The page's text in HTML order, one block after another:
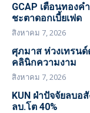
GCAP เตือนทอง
ชะตาดอกเบี้ยเฟด
สิงหาคม 7, 2026
ศุภมาส ห่วงเทรนด์
คลินิกความงาม
สิงหาคม 7, 2026
KUN ฝ่าปัจจัยลบอ
ลบ.โต 40%